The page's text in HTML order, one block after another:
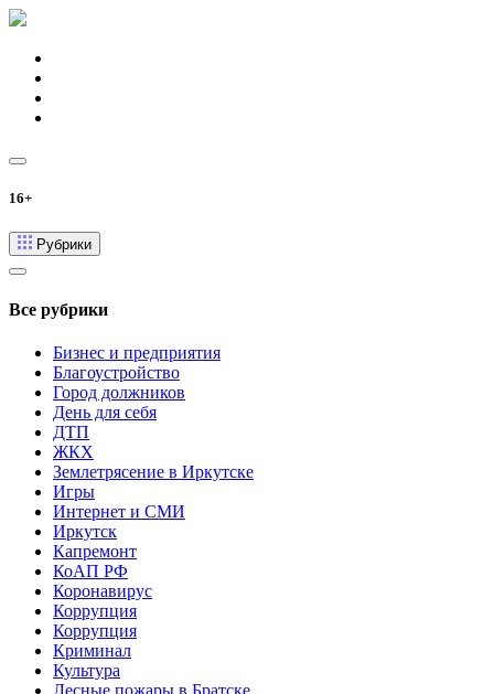
16+
Рубрики
Все рубрики
Бизнес и предприятия
Благоустройство
Город должников
День для себя
ДТП
ЖКХ
Землетрясение в Иркутске
Игры
Интернет и СМИ
Иркутск
Капремонт
КоАП РФ
Коронавирус
Коррупция
Коррупция
Криминал
Культура
Лесные пожары в Братске